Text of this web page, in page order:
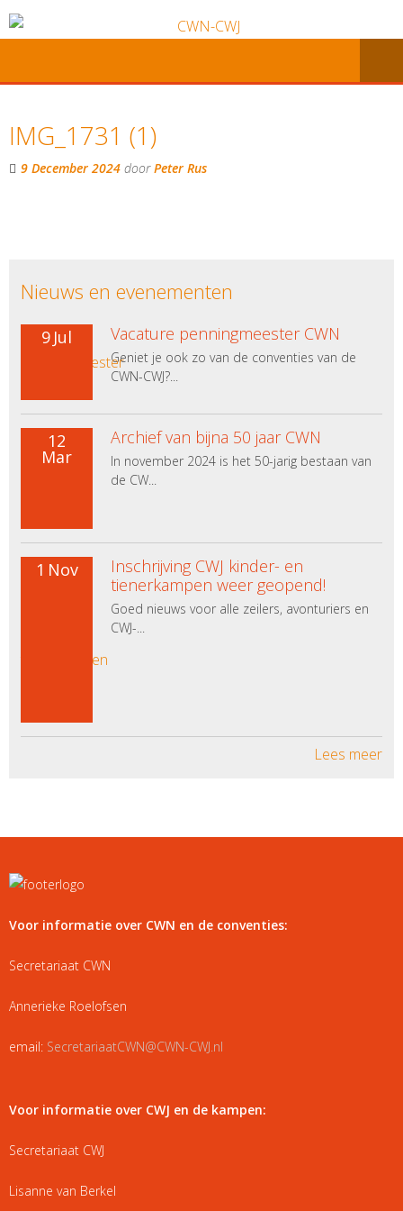
IMG_1731 (1)
9 December 2024 doorPeter Rus
Nieuws en evenementen
9 Jul Vacature penningmeester CWN
Geniet je ook zo van de conventies van de
CWN-CWJ?...
12
Mar
Archief van bijna 50 jaar CWN
In november 2024 is het 50-jarig bestaan van
de CW...
1 Nov
Inschrijving CWJ kinder- en
tienerkampen weer geopend!
Goed nieuws voor alle zeilers, avonturiers en
CWJ-...
Lees meer
Voor informatie over CWN en de conventies:
Secretariaat CWN
Annerieke Roelofsen
email: SecretariaatCWN@CWN-CWJ.nl
Voor informatie over CWJ en de kampen:
Secretariaat CWJ
Lisanne van Berkel